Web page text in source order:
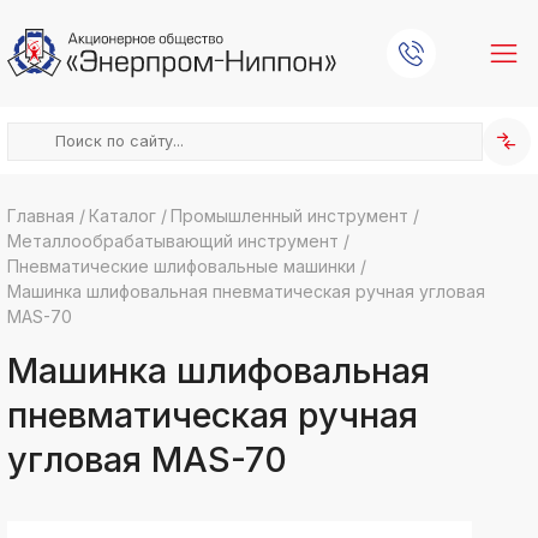
k
ksldkfjsdlfkjsls;ldfkgjsdl;kfkфыва
k
ksldkfjsdlfkjsls;ldfkgjsdl;kfkфыва
ksldkfjsdlfkjsls;ldfkgjsdl;kfkфыва
k
ksldkfjsdlfkjsls;ldfkgjsdl;kfkфыва
Главная / Каталог / Промышленный инструмент /
Металлообрабатывающий инструмент /
Пневматические шлифовальные машинки /
Машинка шлифовальная пневматическая ручная угловая
MAS-70
Машинка шлифовальная
пневматическая ручная
угловая MAS-70